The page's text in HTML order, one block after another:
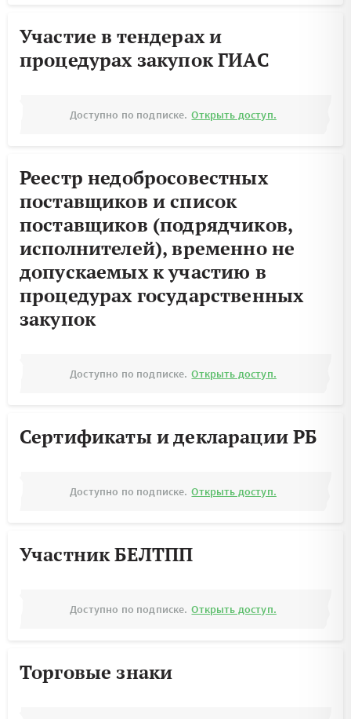
Участие в тендерах и
процедурах закупок ГИАС
Доступно по подписке. Открыть доступ.
Реестр недобросовестных
поставщиков и список
поставщиков (подрядчиков,
исполнителей), временно не
допускаемых к участию в
процедурах государственных
закупок
Доступно по подписке. Открыть доступ.
Сертификаты и декларации РБ
Доступно по подписке. Открыть доступ.
Участник БЕЛТПП
Доступно по подписке. Открыть доступ.
Торговые знаки